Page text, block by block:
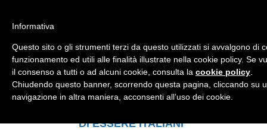
Mondo Italiano nel Mondo
LE INTERVISTE SONO AGLI ITALIANI CHE
RICOPRONO RUOLI ISTITUZIONALI, A
QUELLI CHE RAPPRESENTANO LA
SOCIETÀ E A CHI È UN "COMUNE
CITTADINO" ...
DI ESSERE ITALIANI"
Informativa
Questo sito o gli strumenti terzi da questo utilizzati si avvalgono di
funzionamento ed utili alle finalità illustrate nella cookie policy. Se
il consenso a tutti o ad alcuni cookie, consulta la cookie policy
Chiudendo questo banner, scorrendo questa pagina, cliccando su
navigazione in altra maniera, acconsenti all’uso dei cookie.